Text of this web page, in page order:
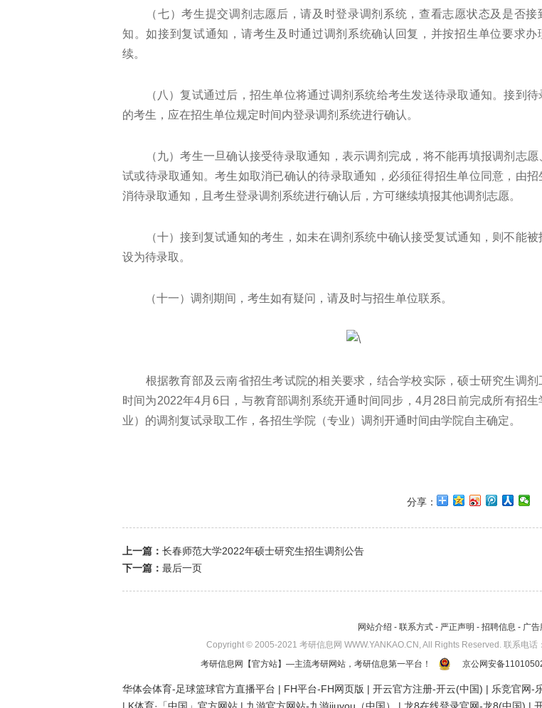
（七）考生提交调剂志愿后，请及时登录调剂系统，查看志愿状态及是否接
知。如接到复试通知，请考生及时通过调剂系统确认回复，并按招生单位要求办
续。
（八）复试通过后，招生单位将通过调剂系统给考生发送待录取通知。接到待
的考生，应在招生单位规定时间内登录调剂系统进行确认。
（九）考生一旦确认接受待录取通知，表示调剂完成，将不能再填报调剂志愿
试或待录取通知。考生如取消已确认的待录取通知，必须征得招生单位同意，由招
消待录取通知，且考生登录调剂系统进行确认后，方可继续填报其他调剂志愿。
（十）接到复试通知的考生，如未在调剂系统中确认接受复试通知，则不能被
设为待录取。
（十一）调剂期间，考生如有疑问，请及时与招生单位联系。
根据教育部及云南省招生考试院的相关要求，结合学校实际，硕士研究生调剂
时间为2022年4月6日，与教育部调剂系统开通时间同步，4月28日前完成所有招生
业）的调剂复试录取工作，各招生学院（专业）调剂开通时间由学院自主确定。
分享：
上一篇： 长春师范大学2022年硕士研究生招生调剂公告
下一篇： 最后一页
网站介绍 - 联系方式 - 严正声明 - 招聘信息 - 广告
Copyright © 2005-2021 考研信息网 WWW.YANKAO.CN, All Rights Reserved. 联系电
考研信息网
【官方站】—主流考研网站，考研信息第一平台！ 京公网安备
华体会体育-足球篮球官方直播平台 | FH平台-FH网页版 | 开云官方注册-开云(中国) | 乐竞官网-